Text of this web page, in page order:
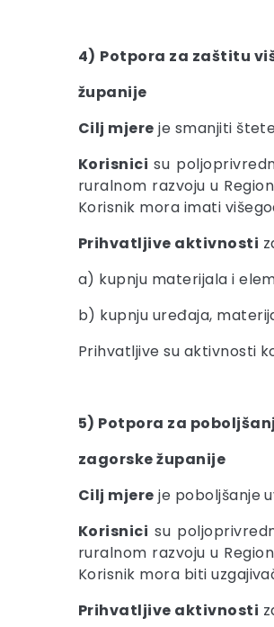
4) Potpora za zaštitu
županije
Cilj mjere je smanjiti
Korisnicisu
ruralnom razvoju u
Korisnik mora imati
Prihvatljive aktivnosti
a) kupnju materijala i
b) kupnju uređaja,
Prihvatljive su aktivnosti
5) Potpora za
zagorske županije
Cilj mjere je poboljšanje
Korisnici su
ruralnom razvoju u
Korisnik mora biti
Prihvatljive aktivnosti